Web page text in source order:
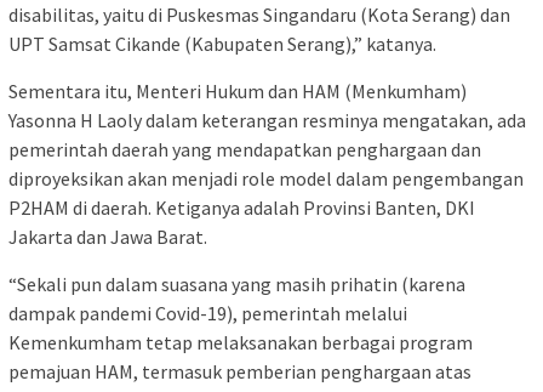
disabilitas, yaitu di Puskesmas Singandaru (Kota Serang) dan
UPT Samsat Cikande (Kabupaten Serang),” katanya.
Sementara itu, Menteri Hukum dan HAM (Menkumham)
Yasonna H Laoly dalam keterangan resminya mengatakan, ada
pemerintah daerah yang mendapatkan penghargaan dan
diproyeksikan akan menjadi role model dalam pengembangan
P2HAM di daerah. Ketiganya adalah Provinsi Banten, DKI
Jakarta dan Jawa Barat.
“Sekali pun dalam suasana yang masih prihatin (karena
dampak pandemi Covid-19), pemerintah melalui
Kemenkumham tetap melaksanakan berbagai program
pemajuan HAM, termasuk pemberian penghargaan atas